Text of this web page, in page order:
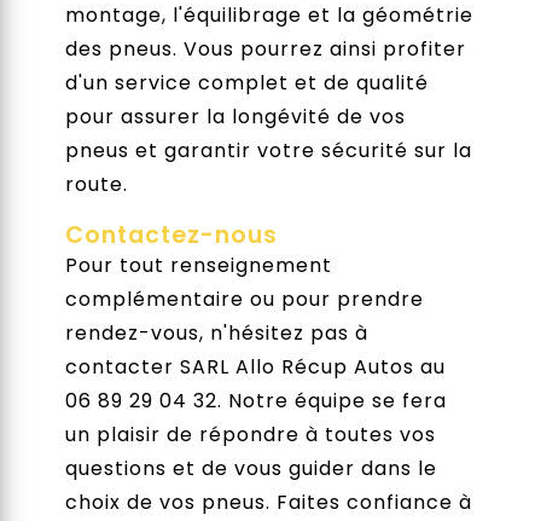
montage, l'équilibrage et la géométrie
des pneus. Vous pourrez ainsi profiter
d'un service complet et de qualité
pour assurer la longévité de vos
pneus et garantir votre sécurité sur la
route.
Contactez-nous
Pour tout renseignement
complémentaire ou pour prendre
rendez-vous, n'hésitez pas à
contacter SARL Allo Récup Autos au
06 89 29 04 32. Notre équipe se fera
un plaisir de répondre à toutes vos
questions et de vous guider dans le
choix de vos pneus. Faites confiance à